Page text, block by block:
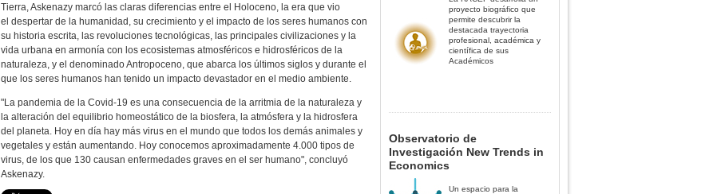
Tierra, Askenazy marcó las claras diferencias entre el Holoceno, la era que vio
el despertar de la humanidad, su crecimiento y el impacto de los seres humanos con
su historia escrita, las revoluciones tecnológicas, las principales civilizaciones y la
vida urbana en armonía con los ecosistemas atmosféricos e hidrosféricos de la
naturaleza, y el denominado Antropoceno, que abarca los últimos siglos y durante el
que los seres humanos han tenido un impacto devastador en el medio ambiente.
"La pandemia de la Covid-19 es una consecuencia de la arritmia de la naturaleza y
la alteración del equilibrio homeostático de la biosfera, la atmósfera y la hidrosfera
del planeta. Hoy en día hay más virus en el mundo que todos los demás animales y
vegetales y están aumentando. Hoy conocemos aproximadamente 4.000 tipos de
virus, de los que 130 causan enfermedades graves en el ser humano", concluyó
Askenazy.
proyecto biográfico que
permite descubrir la
destacada trayectoria
profesional, académica y
científica de sus
Académicos
Observatorio de
Investigación New Trends in
Economics
Un espacio para la